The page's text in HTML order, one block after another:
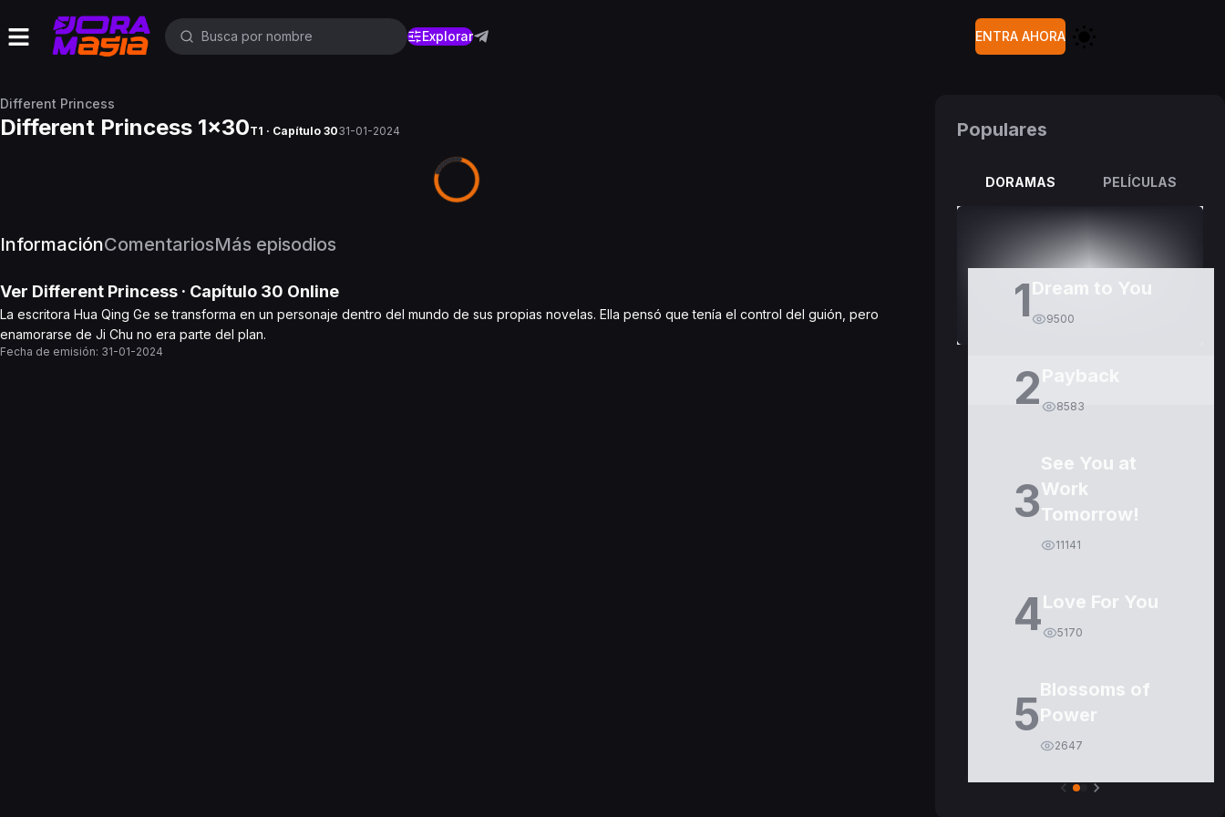
Explorar ENTRA AHORA
Different Princess
Different Princess 1x30T1 · Capítulo 3031-01-2024
InformaciónComentariosMás episodios
Ver Different Princess · Capítulo 30 Online
La escritora Hua Qing Ge se transforma en un personaje dentro del mundo de sus propias novelas. Ella pensó que tenía el control del guión, pero
enamorarse de Ji Chu no era parte del plan.
Fecha de emisión: 31-01-2024
Populares
DORAMAS PELÍCULAS
1Dream to You
9500
2 8583
3
See You at
Work
Tomorrow!
11141
4Love For You
5170
5Blossoms of
Power
2647